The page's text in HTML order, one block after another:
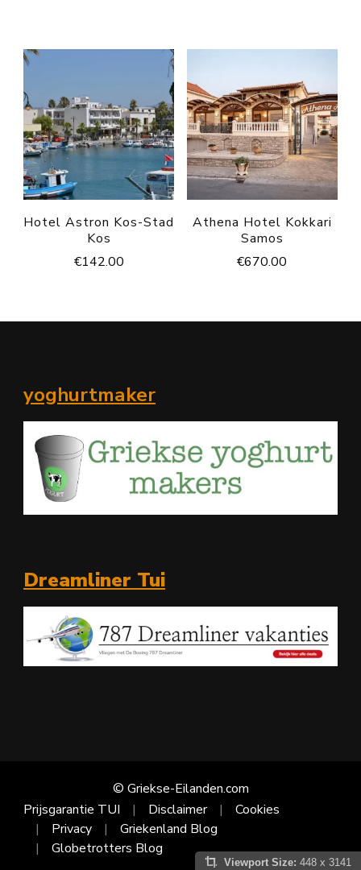
Hotel Astron Kos-Stad
Kos
€142.00
Athena Hotel Kokkari
Samos
€670.00
yoghurtmaker
Dreamliner Tui
© Griekse-Eilanden.com
Prijsgarantie TUI
Disclaimer
Cookies
Privacy
Griekenland Blog
Globetrotters Blog
Viewport Size: 448 x 3141